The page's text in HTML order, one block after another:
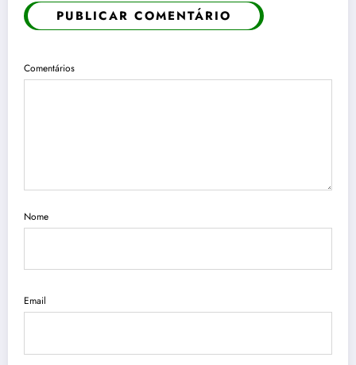
PUBLICAR COMENTÁRIO
Comentários
Nome
Email